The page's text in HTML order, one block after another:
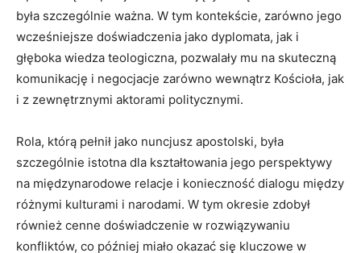
była szczególnie ważna. W tym kontekście, zarówno jego
wcześniejsze doświadczenia jako dyplomata, jak i
głęboka wiedza teologiczna, pozwalały mu na skuteczną
komunikację i negocjacje zarówno wewnątrz Kościoła, jak
i z zewnętrznymi aktorami politycznymi.
Rola, którą pełnił jako nuncjusz apostolski, była
szczególnie istotna dla kształtowania jego perspektywy
na międzynarodowe relacje i konieczność dialogu między
różnymi kulturami i narodami. W tym okresie zdobył
również cenne doświadczenie w rozwiązywaniu
konfliktów, co później miało okazać się kluczowe w